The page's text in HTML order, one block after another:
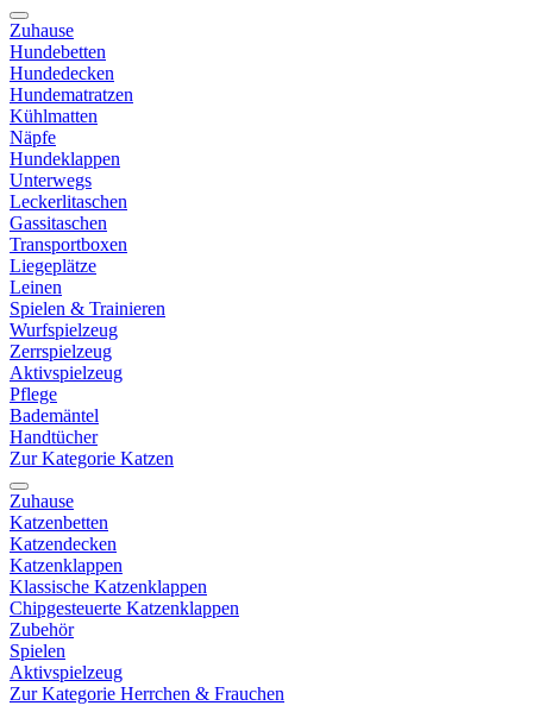
Zuhause
Hundebetten
Hundedecken
Hundematratzen
Kühlmatten
Näpfe
Hundeklappen
Unterwegs
Leckerlitaschen
Gassitaschen
Transportboxen
Liegeplätze
Leinen
Spielen & Trainieren
Wurfspielzeug
Zerrspielzeug
Aktivspielzeug
Pflege
Bademäntel
Handtücher
Zur Kategorie Katzen
Zuhause
Katzenbetten
Katzendecken
Katzenklappen
Klassische Katzenklappen
Chipgesteuerte Katzenklappen
Zubehör
Spielen
Aktivspielzeug
Zur Kategorie Herrchen & Frauchen